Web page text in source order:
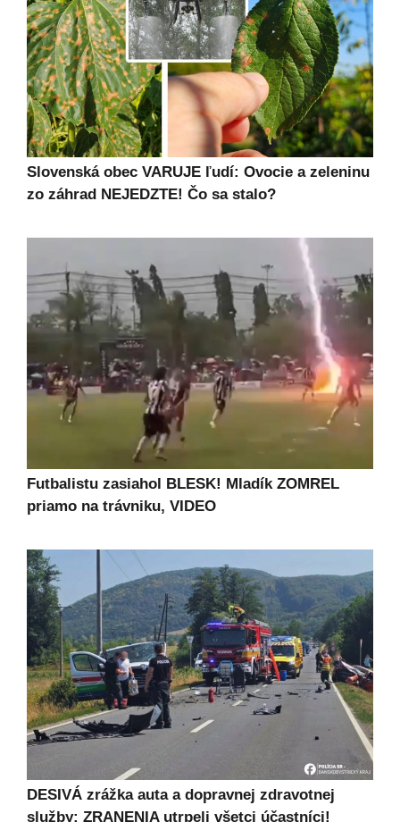
Slovenská obec VARUJE ľudí: Ovocie a zeleninu
zo záhrad NEJEDZTE! Čo sa stalo?
Futbalistu zasiahol BLESK! Mladík ZOMREL
priamo na trávniku, VIDEO
DESIVÁ zrážka auta a dopravnej zdravotnej
služby: ZRANENIA utrpeli všetci účastníci!